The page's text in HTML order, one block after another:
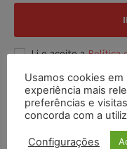
Li e aceito aPolítica
Usamos cookies
experiência mais
preferências e
concorda com a
Configurações